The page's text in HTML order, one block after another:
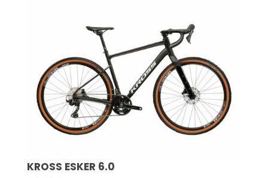
KROSS ESKER 6.0